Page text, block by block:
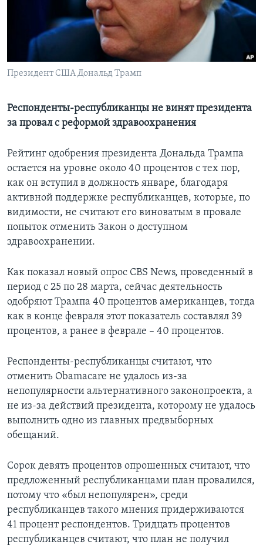
Learning English
Языки
Президент США Дональд Трамп
Респонденты-республиканцы не винят президента
за провал с реформой здравоохранения
Рейтинг одобрения президента Дональда Трампа
остается на уровне около 40 процентов с тех пор,
как он вступил в должность январе, благодаря
активной поддержке республиканцев, которые, по
видимости, не считают его виноватым в провале
попыток отменить Закон о доступном
здравоохранении.
Как показал новый опрос CBS News, проведенный в
период с 25 по 28 марта, сейчас деятельность
одобряют Трампа 40 процентов американцев, тогда
как в конце февраля этот показатель составлял 39
процентов, а ранее в феврале – 40 процентов.
Респонденты-республиканцы считают, что
отменить Obamacare не удалось из-за
непопулярности альтернативного законопроекта, а
не из-за действий президента, которому не удалось
выполнить одно из главных предвыборных
обещаний.
Сорок девять процентов опрошенных считают, что
предложенный республиканцами план провалился,
потому что «был непопулярен», среди
республиканцев такого мнения придерживаются
41 процент респондентов. Тридцать процентов
республиканцев считают, что план не получил